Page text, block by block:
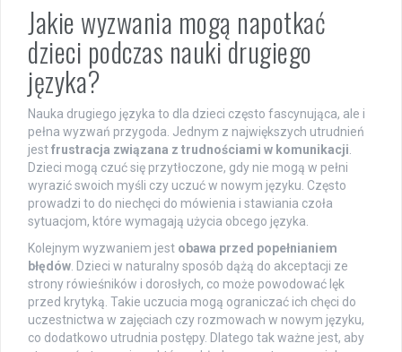
Jakie wyzwania mogą napotkać
dzieci podczas nauki drugiego
języka?
Nauka drugiego języka to dla dzieci często fascynująca, ale i
pełna wyzwań przygoda. Jednym z największych utrudnień
jestfrustracja związana z trudnościami w komunikacji
Dzieci mogą czuć się przytłoczone, gdy nie mogą w pełni
wyrazić swoich myśli czy uczuć w nowym języku. Często
prowadzi to do niechęci do mówienia i stawiania czoła
sytuacjom, które wymagają użycia obcego języka.
Kolejnym wyzwaniem jest obawa przed popełnianiem
błędów . Dzieci w naturalny sposób dążą do akceptacji ze
strony rówieśników i dorosłych, co może powodować lęk
przed krytyką. Takie uczucia mogą ograniczać ich chęci do
uczestnictwa w zajęciach czy rozmowach w nowym języku,
co dodatkowo utrudnia postępy. Dlatego tak ważne jest, aby